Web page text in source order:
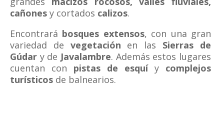
cañones y cortados calizos.
Encontrará bosques extensos, con una gran
variedad de vegetación en las Sierras de
Gúdar y de Javalambre. Además estos lugares
cuentan con pistas de esquíy complejos
turísticos de balnearios.